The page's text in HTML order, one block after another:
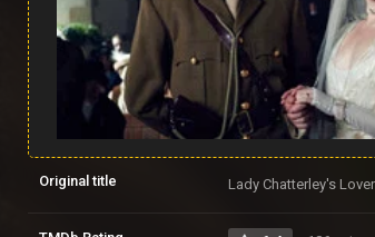
Original title Lady Chatterley's Lover